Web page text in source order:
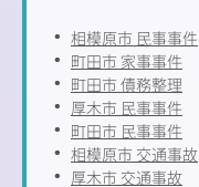
相模原市 民事事件
町田市 家事事件
町田市 債務整理
厚木市 民事事件
町田市 民事事件
相模原市 交通事故
厚木市 交通事故